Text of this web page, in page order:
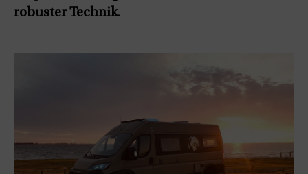
robuster Technik.